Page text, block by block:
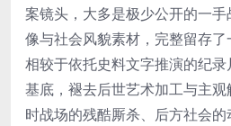
案镜头，大多是极少公开的一
像与社会风貌素材，完整留存了
相较于依托史料文字推演的纪
基底，褪去后世艺术加工与主
时战场的残酷厮杀、后方社会